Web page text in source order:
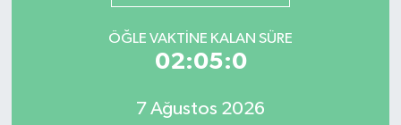
ÖĞLE VAKTINE KALAN SÜRE
02:05:0
7 Ağustos 2026